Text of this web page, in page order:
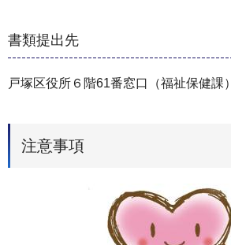
書類提出先
戸塚区役所６階61番窓口（福祉保健課）
注意事項